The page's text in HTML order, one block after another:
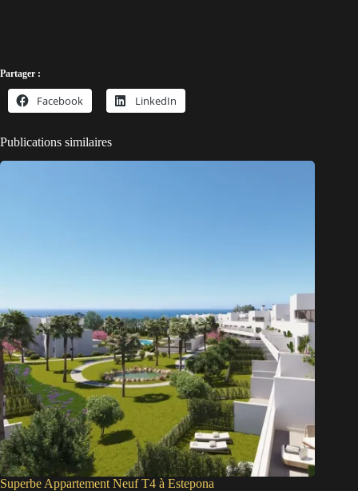
Partager :
Facebook LinkedIn
Publications similaires
Superbe Appartement Neuf T4 à Estepona